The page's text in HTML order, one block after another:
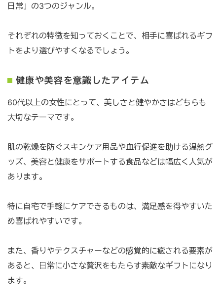
日常」の3つのジャンル。
それぞれの特徴を知っておくことで、相手に喜ばれるギフ
トをより選びやすくなるでしょう。
健康や美容を意識したアイテム
60代以上の女性にとって、美しさと健やかさはどちらも
大切なテーマです。
肌の乾燥を防ぐスキンケア用品や血行促進を助ける温熱グ
ッズ、美容と健康をサポートする食品などは幅広く人気が
あります。
特に自宅で手軽にケアできるものは、満足感を得やすいた
め喜ばれやすいです。
また、香りやテクスチャーなどの感覚的に癒される要素が
あると、日常に小さな贅沢をもたらす素敵なギフトになり
ます。